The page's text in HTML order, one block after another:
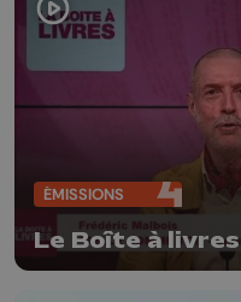
ÉMISSIONS
Le Boîte à livres